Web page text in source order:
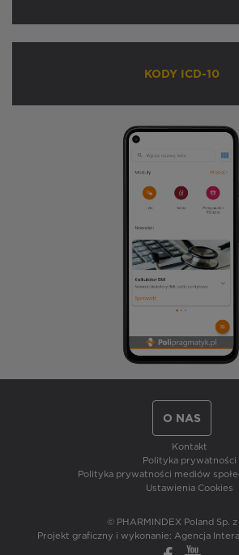
KODY ICD-10
O NAS
Kontakt
Polityka prywatności
Polityka prywatności mediów
Ustawienia Cookies
© PHARMINDEX Poland Sp. z
Projekt graficzny i wykonanie: Agencja